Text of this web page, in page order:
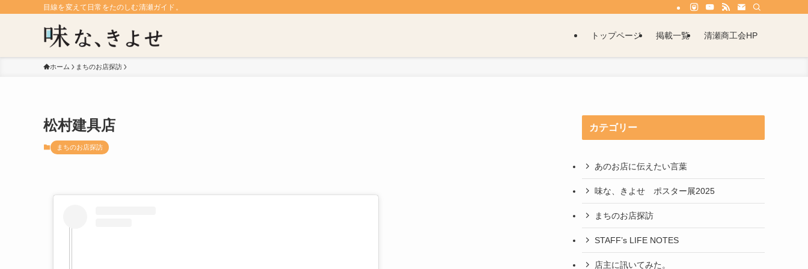
目線を変えて日常をたのしむ清瀬ガイド。
トップページ 掲載一覧 清瀬商工会HP
ホーム まちのお店探訪
松村建具店
まちのお店探訪
カテゴリー
あのお店に伝えたい言葉
味な、きよせ ポスター展2025
まちのお店探訪
STAFF’s LIFE NOTES
店主に訊いてみた。